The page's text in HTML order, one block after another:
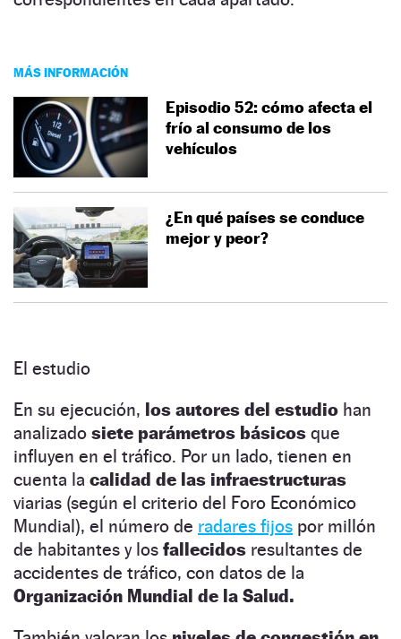
MÁS INFORMACIÓN
Episodio 52: cómo afecta el
frío al consumo de los
vehículos
¿En qué países se conduce
mejor y peor?
El estudio
En su ejecución, los autores del estudio han
analizado siete parámetros básicos que
influyen en el tráfico. Por un lado, tienen en
cuenta la calidad de las infraestructuras
viarias (según el criterio del Foro Económico
Mundial), el número de radares fijos por millón
de habitantes y los fallecidos resultantes de
accidentes de tráfico, con datos de la
Organización Mundial de la Salud.